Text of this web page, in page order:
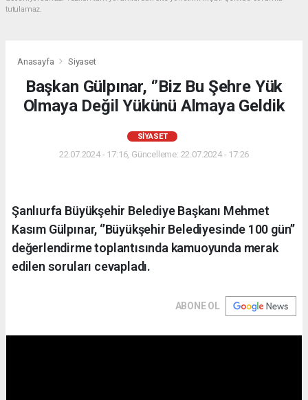
tutulamaz.
Anasayfa Siyaset
Başkan Gülpınar, ‘’Biz Bu Şehre Yük
Olmaya Değil Yükünü Almaya Geldik
SIYASET
22.07.2024 - 17:16, Güncelleme: 22.07.2024 - 17:26
Şanlıurfa Büyükşehir Belediye Başkanı Mehmet
Kasım Gülpınar, ‘’Büyükşehir Belediyesinde 100 gün’’
değerlendirme toplantısında kamuoyunda merak
edilen soruları cevapladı.
ABONE OL